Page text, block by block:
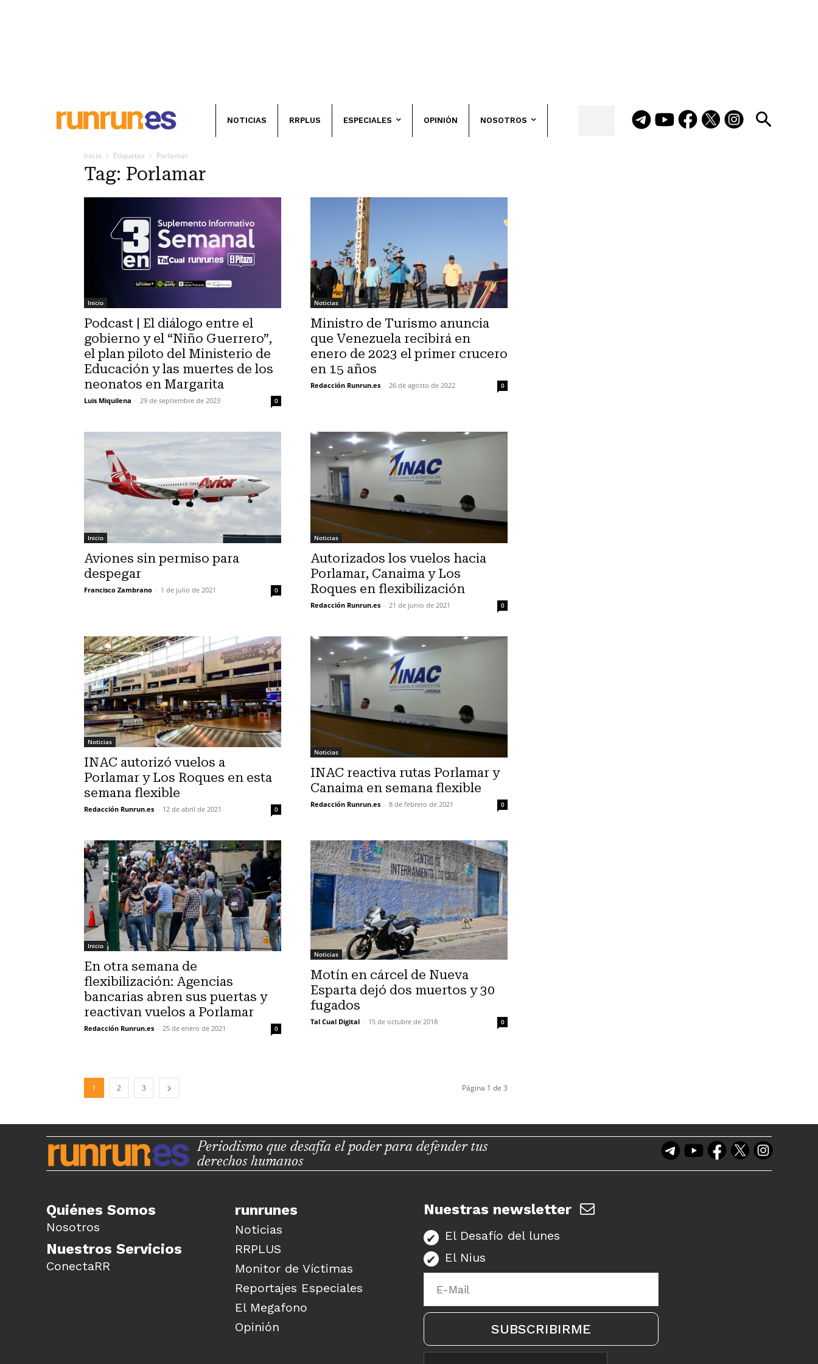
NOTICIAS RRPLUS ESPECIALES OPINIÓN NOSOTROS
Inicio Etiquetas Porlamar
Tag: Porlamar
Inicio
Podcast | El diálogo entre el
gobierno y el “Niño Guerrero”,
el plan piloto del Ministerio de
Educación y las muertes de los
neonatos en Margarita
Luis Miquilena - 29 de septiembre de 2023 0
Noticias
Ministro de Turismo anuncia
que Venezuela recibirá en
enero de 2023 el primer crucero
en 15 años
Redacción Runrun.es - 26 de agosto de 2022 0
Inicio
Aviones sin permiso para
despegar
Francisco Zambrano - 1 de julio de 2021 0
Noticias
Autorizados los vuelos hacia
Porlamar, Canaima y Los
Roques en flexibilización
Redacción Runrun.es - 21 de junio de 2021 0
Noticias
INAC autorizó vuelos a
Porlamar y Los Roques en esta
semana flexible
Redacción Runrun.es - 12 de abril de 2021 0
Noticias
INAC reactiva rutas Porlamar y
Canaima en semana flexible
Redacción Runrun.es - 8 de febrero de 2021 0
Inicio
En otra semana de
flexibilización: Agencias
bancarias abren sus puertas y
reactivan vuelos a Porlamar
Redacción Runrun.es - 25 de enero de 2021 0
Noticias
Motín en cárcel de Nueva
Esparta dejó dos muertos y 30
fugados
Tal Cual Digital - 15 de octubre de 2018 0
1 2 3 Página 1 de 3
Periodismo que desafía el poder para defender tus
derechos humanos
Quiénes Somos
Nosotros
Nuestros Servicios
ConectaRR
runrunes
Noticias
RRPLUS
Monitor de Víctimas
Reportajes Especiales
El Megafono
Opinión
Nuestras newsletter
El Desafío del lunes
El Nius